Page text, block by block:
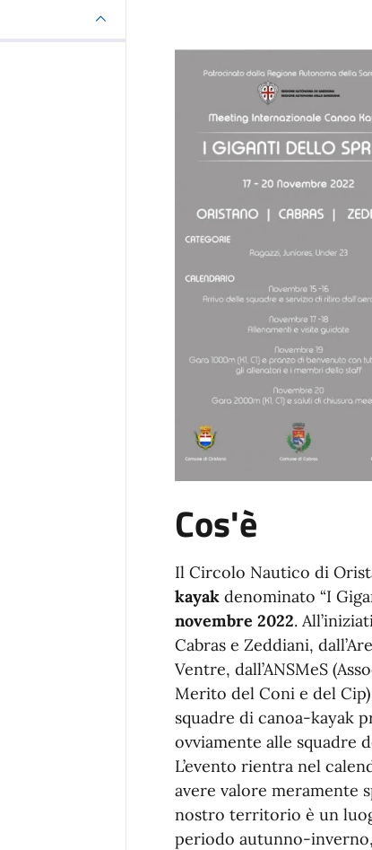
Cos'è
Il Circolo Nautico di
kayakdenominato “I
novembre 2022.
Cabras e Zeddiani,
Ventre, dall’ANSMeS
Merito del Coni e del
squadre di canoa-kayak
ovviamente alle squadre
L’evento rientra nel
avere valore meramente
nostro territorio è un
periodo autunno-